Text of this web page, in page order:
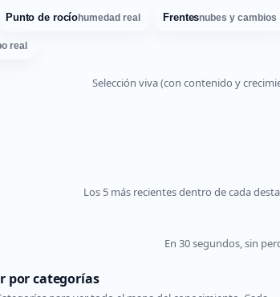
Punto de rocíohumedad real Frentesnubes y cambios
real
Selección viva (con contenido y
Los 5 más recientes dentro de cada
En 30 segundos, sin
por categorías